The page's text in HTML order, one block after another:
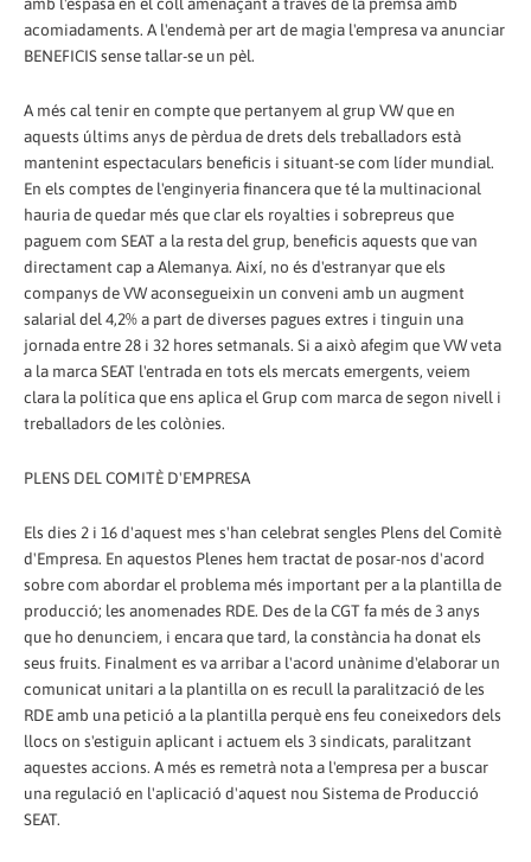
acomiadaments. A l'endemà per art de magia l'empresa va anunciar
BENEFICIS sense tallar-se un pèl.
A més cal tenir en compte que pertanyem al grup VW que en
aquests últims anys de pèrdua de drets dels treballadors està
mantenint espectaculars beneficis i situant-se com líder mundial.
En els comptes de l'enginyeria financera que té la multinacional
hauria de quedar més que clar els royalties i sobrepreus que
paguem com SEAT a la resta del grup, beneficis aquests que van
directament cap a Alemanya. Així, no és d'estranyar que els
companys de VW aconsegueixin un conveni amb un augment
salarial del 4,2% a part de diverses pagues extres i tinguin una
jornada entre 28 i 32 hores setmanals. Si a això afegim que VW veta
a la marca SEAT l'entrada en tots els mercats emergents, veiem
clara la política que ens aplica el Grup com marca de segon nivell i
treballadors de les colònies.
PLENS DEL COMITÈ D'EMPRESA
Els dies 2 i 16 d'aquest mes s'han celebrat sengles Plens del Comitè
d'Empresa. En aquestos Plenes hem tractat de posar-nos d'acord
sobre com abordar el problema més important per a la plantilla de
producció; les anomenades RDE. Des de la CGT fa més de 3 anys
que ho denunciem, i encara que tard, la constància ha donat els
seus fruits. Finalment es va arribar a l'acord unànime d'elaborar un
comunicat unitari a la plantilla on es recull la paralització de les
RDE amb una petició a la plantilla perquè ens feu coneixedors dels
llocs on s'estiguin aplicant i actuem els 3 sindicats, paralitzant
aquestes accions. A més es remetrà nota a l'empresa per a buscar
una regulació en l'aplicació d'aquest nou Sistema de Producció
SEAT.